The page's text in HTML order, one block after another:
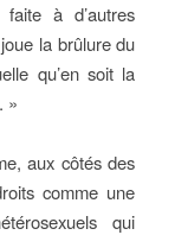
à d’autres
la brûlure du
qu’en soit la
»
aux côtés des
comme une
qui